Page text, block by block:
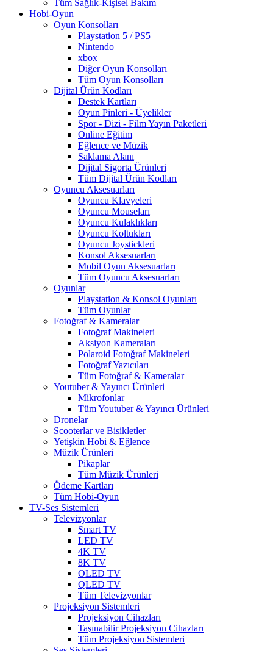
Tüm Sağlık-Kişisel Bakım
Hobi-Oyun
Oyun Konsolları
Playstation 5 / PS5
Nintendo
xbox
Diğer Oyun Konsolları
Tüm Oyun Konsolları
Dijital Ürün Kodları
Destek Kartları
Oyun Pinleri - Üyelikler
Spor - Dizi - Film Yayın Paketleri
Online Eğitim
Eğlence ve Müzik
Saklama Alanı
Dijital Sigorta Ürünleri
Tüm Dijital Ürün Kodları
Oyuncu Aksesuarları
Oyuncu Klavyeleri
Oyuncu Mouseları
Oyuncu Kulaklıkları
Oyuncu Koltukları
Oyuncu Joystickleri
Konsol Aksesuarları
Mobil Oyun Aksesuarları
Tüm Oyuncu Aksesuarları
Oyunlar
Playstation & Konsol Oyunları
Tüm Oyunlar
Fotoğraf & Kameralar
Fotoğraf Makineleri
Aksiyon Kameraları
Polaroid Fotoğraf Makineleri
Fotoğraf Yazıcıları
Tüm Fotoğraf & Kameralar
Youtuber & Yayıncı Ürünleri
Mikrofonlar
Tüm Youtuber & Yayıncı Ürünleri
Dronelar
Scooterlar ve Bisikletler
Yetişkin Hobi & Eğlence
Müzik Ürünleri
Pikaplar
Tüm Müzik Ürünleri
Ödeme Kartları
Tüm Hobi-Oyun
TV-Ses Sistemleri
Televizyonlar
Smart TV
LED TV
4K TV
8K TV
OLED TV
QLED TV
Tüm Televizyonlar
Projeksiyon Sistemleri
Projeksiyon Cihazları
Taşınabilir Projeksiyon Cihazları
Tüm Projeksiyon Sistemleri